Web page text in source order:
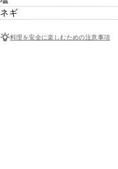
ネギ
料理を安全に楽しむための注意事項